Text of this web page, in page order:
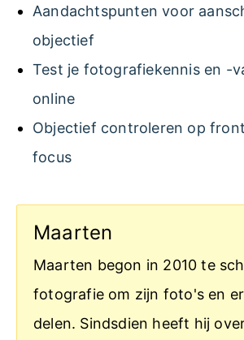
Aandachtspunten voor
objectief
Test je fotografiekennis en -
online
Objectief controleren op
focus
Maarten
Maarten begon in 2010 te
fotografie om zijn foto's en
delen. Sindsdien heeft hij